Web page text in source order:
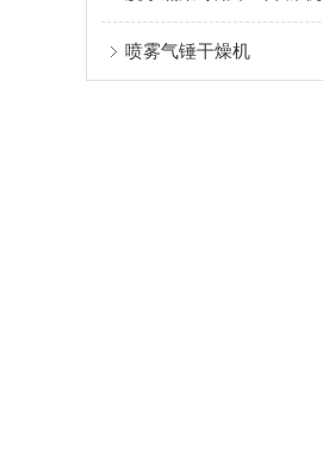
喷雾气锤干燥机